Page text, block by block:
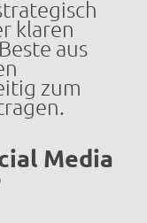
klaren
aus
zum
Media